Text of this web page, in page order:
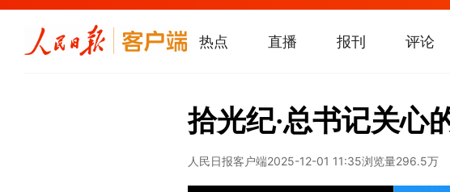
热点 直播 报刊 评论
拾光纪·总书记关心
人民日报客户端2025-12-01 11:35浏览量296.5万